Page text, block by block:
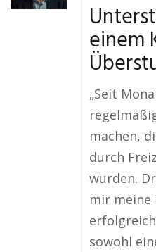
einem
„Seit
machen,
durch
wurden.
mir meine
sowohl